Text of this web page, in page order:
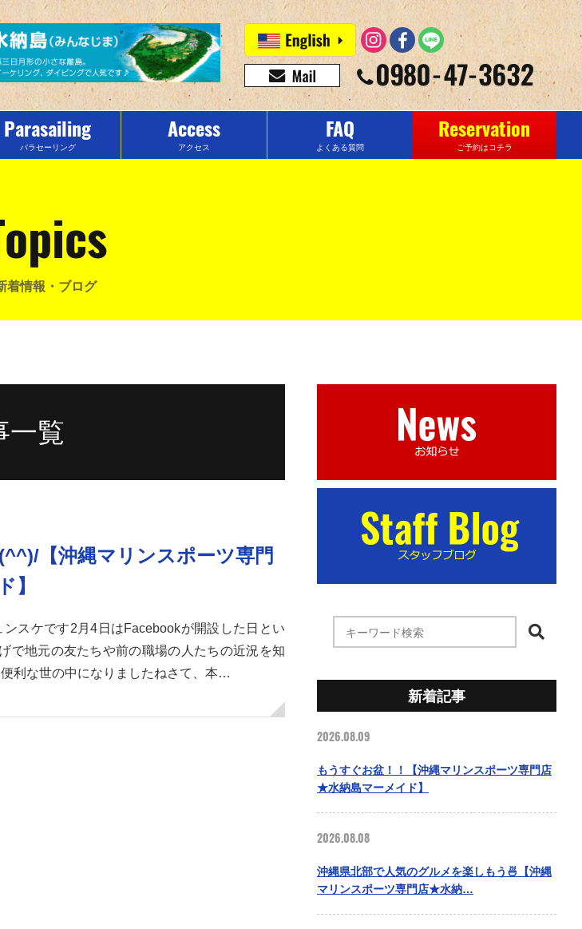
Parasailing
パラセーリング
Access
アクセス
FAQ
よくある質問
Reservation
ご予約はコチラ
着情報・ブログ
一覧
【沖縄マリンスポーツ専門
】
スケです2月4日はFacebookが開設した日とい
で地元の友たちや前の職場の人たちの近況を知
利な世の中になりましたねさて、本…
新着記事
2026.08.09
もうすぐお盆！！【沖縄マリンスポーツ専門店
★水納島マーメイド】
2026.08.08
沖縄県北部で人気のグルメを楽しもう🍜【沖縄
マリンスポーツ専門店★水納…